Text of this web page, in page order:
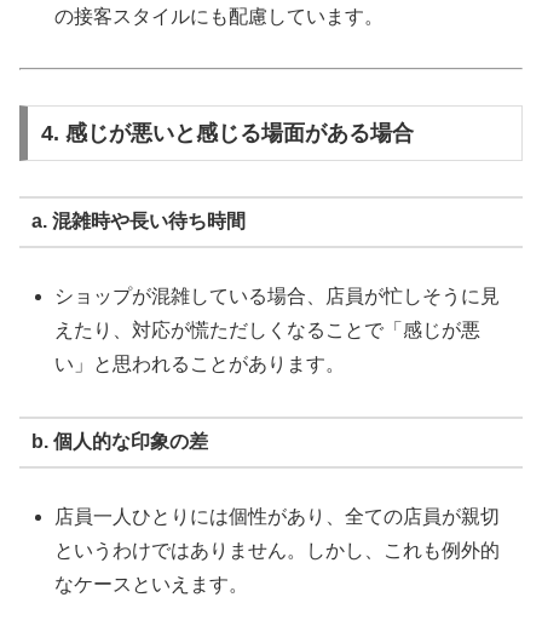
の接客スタイルにも配慮しています。
4. 感じが悪いと感じる場面がある場合
a. 混雑時や長い待ち時間
ショップが混雑している場合、店員が忙しそうに見
えたり、対応が慌ただしくなることで「感じが悪
い」と思われることがあります。
b. 個人的な印象の差
店員一人ひとりには個性があり、全ての店員が親切
というわけではありません。しかし、これも例外的
なケースといえます。